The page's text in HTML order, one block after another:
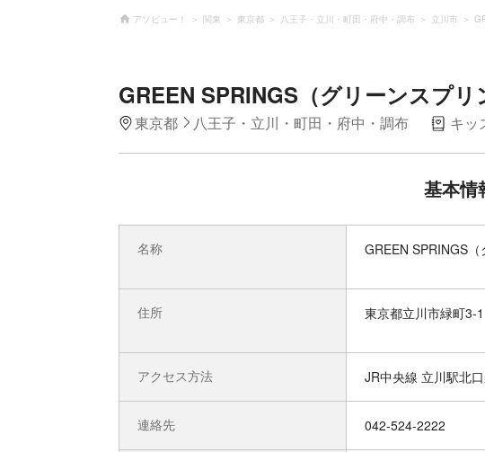
アソビュー！ 関東 東京都 八王子・立川・町田・府中・調布 立川市
GREEN SPRINGS（グリーンスプリ
東京都 八王子・立川・町田・府中・調布 キッ
基本情
名称 GREEN SPRINGS（
住所 東京都立川市緑町3-1
アクセス方法 JR中央線 立川駅北
連絡先 042-524-2222